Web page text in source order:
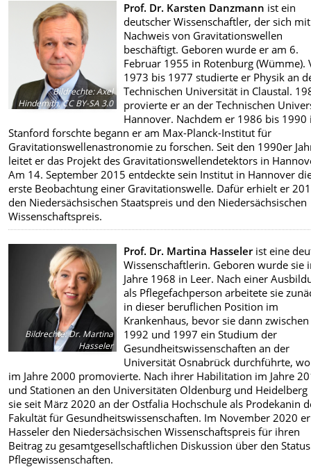
Bildrechte:Axel
Hindemith, CC BY-SA 3.0
Prof. Dr. Karsten Danzmann ist ein
deutscher Wissenschaftler, der sich
Nachweis von Gravitationswellen
beschäftigt. Geboren wurde er am 6.
Februar 1955 in Rotenburg (Wümme).
1973 bis 1977 studierte er Physik an
Technischen Universität in Claustal.
provierte er an der Technischen
Hannover. Nachdem er 1986 bis 1990
Stanford forschte begann er am Max-Planck-Institut für
Gravitationswellenastronomie zu forschen. Seit den 1990er
leitet er das Projekt des Gravitationswellendetektors in
Am 14. September 2015 entdeckte sein Institut in Hannover
erste Beobachtung einer Gravitationswelle. Dafür erhielt er
den Niedersächsischen Staatspreis und den Niedersächsischen
Wissenschaftspreis.
Bildrechte:Dr. Martina
Hasseler
Prof. Dr. Martina Hasselerist eine
Wissenschaftlerin. Geboren wurde sie
Jahre 1968 in Leer. Nach einer
als Pflegefachperson arbeitete sie
in dieser beruflichen Position im
Krankenhaus, bevor sie dann zwischen
1992 und 1997 ein Studium der
Gesundheitswissenschaften an der
Universität Osnabrück durchführte,
im Jahre 2000 promovierte. Nach ihrer Habilitation im Jahre
und Stationen an den Universitäten Oldenburg und Heidelberg
sie seit März 2020 an der Ostfalia Hochschule als Prodekanin
Fakultät für Gesundheitswissenschaften. Im November 2020
Hasseler den Niedersächsischen Wissenschaftspreis für ihren
Beitrag zu gesamtgesellschaftlichen Diskussion über den
Pflegewissenschaften.